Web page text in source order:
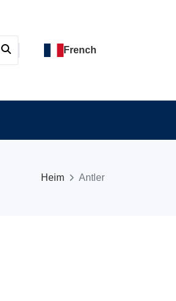
French
Heim Antler